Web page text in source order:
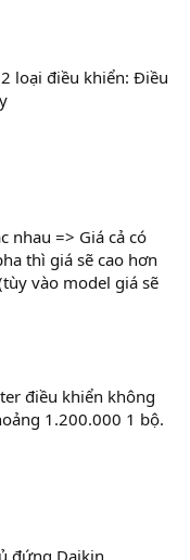
loại điều khiển: Điều
nhau => Giá cả có
thì giá sẽ cao hơn
vào model giá sẽ
điều khiển không
1.200.000 1 bộ.
đứng Daikin​